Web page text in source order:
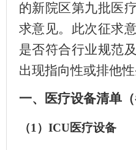
的新院区第九批医
求意见。此次征求
是否符合行业规范
出现指向性或排他性
一、
医疗设备清单 （
（1）ICU医疗设备